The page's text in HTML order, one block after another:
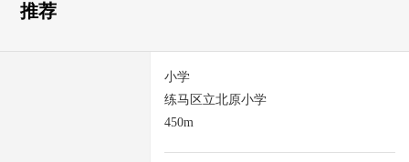
推荐
小学
练马区立北原小学
450m